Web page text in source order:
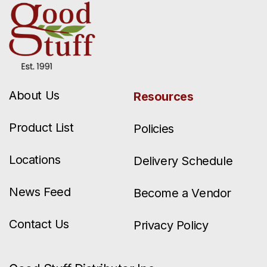
About Us
Product List
Locations
News Feed
Contact Us
Resources
Policies
Delivery Schedule
Become a Vendor
Privacy Policy